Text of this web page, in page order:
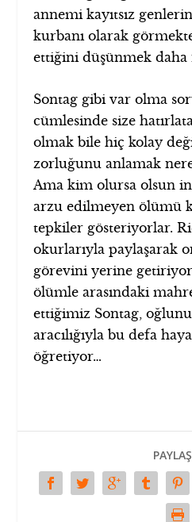
annemi kayıtsız
kurbanı olarak
ettiğini düşünmek daha
Sontag gibi var olma
cümlesinde size
olmak bile hiç kolay
zorluğunu anlamak
Ama kim olursa olsun
arzu edilmeyen ölümü
tepkiler gösteriyorlar.
okurlarıyla paylaşarak
görevini yerine
ölümle arasındaki
ettiğimiz Sontag,
aracılığıyla bu defa
öğretiyor…